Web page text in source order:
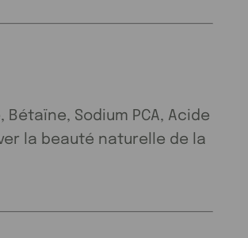
Sodium PCA, Acide
la beauté naturelle de la